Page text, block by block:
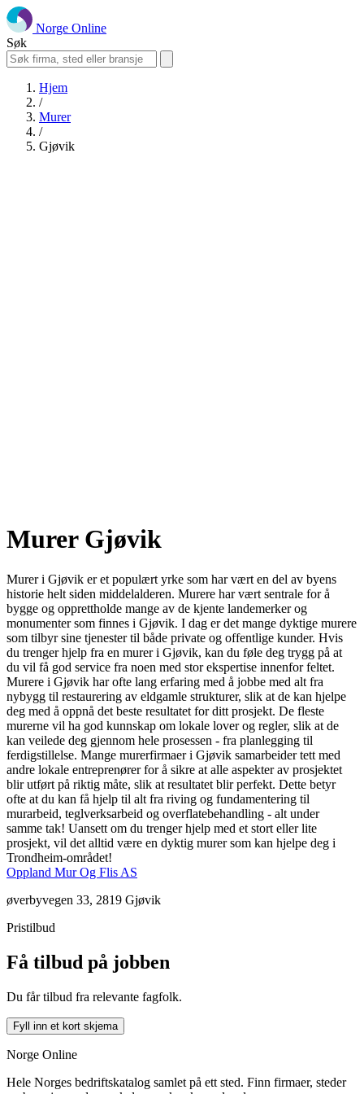
Norge Online
Søk
Hjem
/
Murer
/
Gjøvik
Murer Gjøvik
Murer i Gjøvik er et populært yrke som har vært en del av byens
historie helt siden middelalderen. Murere har vært sentrale for å
bygge og opprettholde mange av de kjente landemerker og
monumenter som finnes i Gjøvik. I dag er det mange dyktige murere
som tilbyr sine tjenester til både private og offentlige kunder. Hvis
du trenger hjelp fra en murer i Gjøvik, kan du føle deg trygg på at
du vil få god service fra noen med stor ekspertise innenfor feltet.
Murere i Gjøvik har ofte lang erfaring med å jobbe med alt fra
nybygg til restaurering av eldgamle strukturer, slik at de kan hjelpe
deg med å oppnå det beste resultatet for ditt prosjekt. De fleste
murerne vil ha god kunnskap om lokale lover og regler, slik at de
kan veilede deg gjennom hele prosessen - fra planlegging til
ferdigstillelse. Mange murerfirmaer i Gjøvik samarbeider tett med
andre lokale entreprenører for å sikre at alle aspekter av prosjektet
blir utført på riktig måte, slik at resultatet blir perfekt. Dette betyr
ofte at du kan få hjelp til alt fra riving og fundamentering til
murarbeid, teglverksarbeid og overflatebehandling - alt under
samme tak! Uansett om du trenger hjelp med et stort eller lite
prosjekt, vil det alltid være en dyktig murer som kan hjelpe deg i
Trondheim-området!
Oppland Mur Og Flis AS
øverbyvegen 33, 2819 Gjøvik
Pristilbud
Få tilbud på jobben
Du får tilbud fra relevante fagfolk.
Fyll inn et kort skjema
Norge Online
Hele Norges bedriftskatalog samlet på ett sted. Finn firmaer, steder